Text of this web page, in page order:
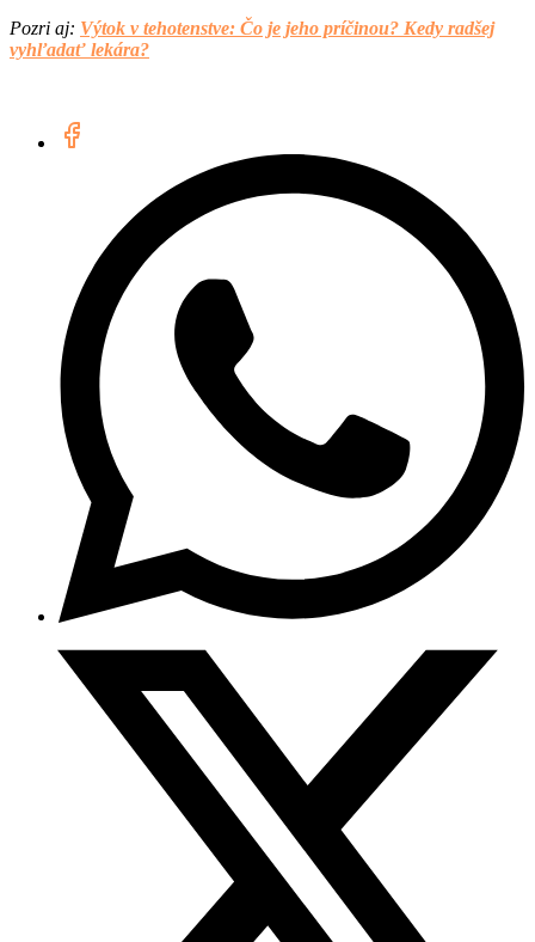
Pozri aj: Výtok v tehotenstve: Čo je jeho príčinou? Kedy radšej
vyhľadať lekára?